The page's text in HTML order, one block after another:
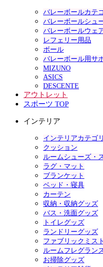
バレーボールカテ
バレーボールシュ
バレーボールウェ
レフェリー用品
ボール
バレーボール用サ
MIZUNO
ASICS
DESCENTE
アウトレット
スポーツ TOP
インテリア
インテリアカテゴ
クッション
ルームシューズ・
ラグ・マット
ブランケット
ベッド・寝具
カーテン
収納・収納グッズ
バス・洗面グッズ
トイレグッズ
ランドリーグッズ
ファブリックミス
ルームフレグラン
お掃除グッズ